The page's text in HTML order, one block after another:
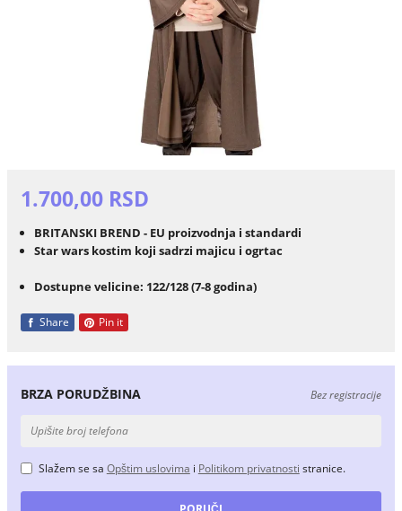
1.700,00 RSD
BRITANSKI BREND - EU proizvodnja i standardi
Star wars kostim koji sadrzi majicu i ogrtac
Dostupne velicine: 122/128 (7-8 godina)
Share Pin it
BRZA PORUDŽBINA Bez registracije
Slažem se sa Opštim uslovima i Politikom privatnosti stranice.